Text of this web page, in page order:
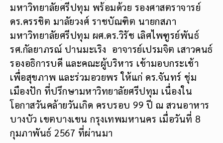
มหาวิทยาลัยศรีปทุม พร้อมด้วย รองศาสตราจารย์
ดร.ครรชิต มาลัยวงศ์ ราชบัณฑิต นายกสภา
มหาวิทยาลัยศรีปทุม ผศ.ดร.วิรัช เลิศไพฑูรย์พันธ์
รศ.กัลยาภรณ์ ปานมะเริง อาจารย์เปรมจิต เสาวคนธ์
รองอธิการบดี และคณะผู้บริหาร เข้ามอบกระเช้า
เพื่อสุขภาพ และร่วมอวยพร ให้แก่ ดร.จันทร์ ชุ่ม
เมืองปัก ที่ปรึกษามหาวิทยาลัยศรีปทุม เนื่องใน
โอกาสวันคล้ายวันเกิด ครบรอบ 99 ปี ณ สวนอาหาร
บางบัว เขตบางเขน กรุงเทพมหานคร เมื่อวันที่ 8
กุมภาพันธ์ 2567 ที่ผ่านมา